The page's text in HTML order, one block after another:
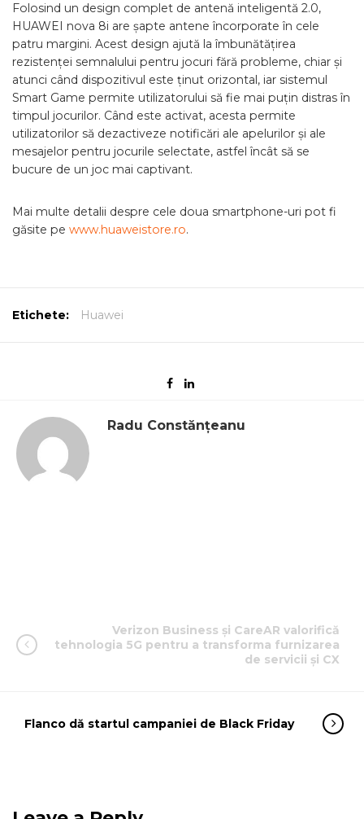
Folosind un design complet de antenă inteligentă 2.0,
HUAWEI nova 8i are șapte antene încorporate în cele
patru margini. Acest design ajută la îmbunătățirea
rezistenței semnalului pentru jocuri fără probleme, chiar și
atunci când dispozitivul este ținut orizontal, iar sistemul
Smart Game permite utilizatorului să fie mai puțin distras în
timpul jocurilor. Când este activat, acesta permite
utilizatorilor să dezactiveze notificări ale apelurilor și ale
mesajelor pentru jocurile selectate, astfel încât să se
bucure de un joc mai captivant.
Mai multe detalii despre cele doua smartphone-uri pot fi
găsite pe www.huaweistore.ro.
Etichete: Huawei
Radu Constănțeanu
Verizon Business și CareAR valorifică
tehnologia 5G pentru a transforma furnizarea
de servicii și CX
Flanco dă startul campaniei de Black Friday